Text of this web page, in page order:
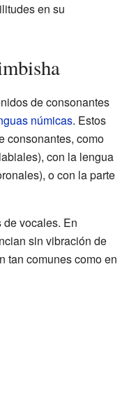
en su
de consonantes
númicas. Estos
consonantes, como
con la lengua
o con la parte
vocales. En
sin vibración de
tan comunes como en